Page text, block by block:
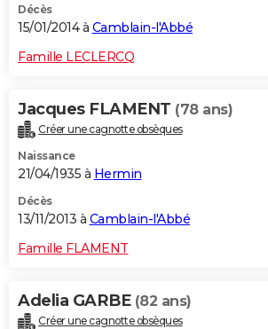
Décès
15/01/2014 à Camblain-l'Abbé
Famille LECLERCQ
Jacques FLAMENT (78 ans)
Créer une cagnotte obsèques
Naissance
21/04/1935 à Hermin
Décès
13/11/2013 à Camblain-l'Abbé
Famille FLAMENT
Adelia GARBE (82 ans)
Créer une cagnotte obsèques